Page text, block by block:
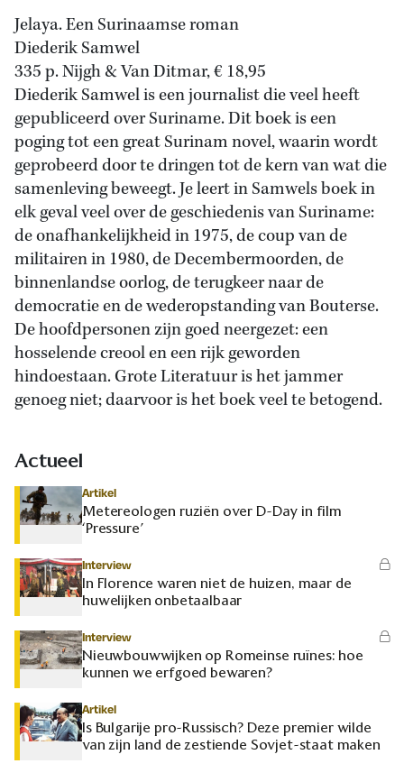
Jelaya. Een Surinaamse roman
Diederik Samwel
335 p. Nijgh & Van Ditmar, € 18,95
Diederik Samwel is een journalist die veel heeft
gepubliceerd over Suriname. Dit boek is een
poging tot een great Surinam novel, waarin wordt
geprobeerd door te dringen tot de kern van wat die
samenleving beweegt. Je leert in Samwels boek in
elk geval veel over de geschiedenis van Suriname:
de onafhankelijkheid in 1975, de coup van de
militairen in 1980, de Decembermoorden, de
binnenlandse oorlog, de terugkeer naar de
democratie en de wederopstanding van Bouterse.
De hoofdpersonen zijn goed neergezet: een
hosselende creool en een rijk geworden
hindoestaan. Grote Literatuur is het jammer
genoeg niet; daarvoor is het boek veel te betogend.
Actueel
Artikel
Metereologen ruziën over D-Day in film
‘Pressure’
Interview
In Florence waren niet de huizen, maar de
huwelijken onbetaalbaar
Interview
Nieuwbouwwijken op Romeinse ruïnes: hoe
kunnen we erfgoed bewaren?
Artikel
Is Bulgarije pro-Russisch? Deze premier wilde
van zijn land de zestiende Sovjet-staat maken